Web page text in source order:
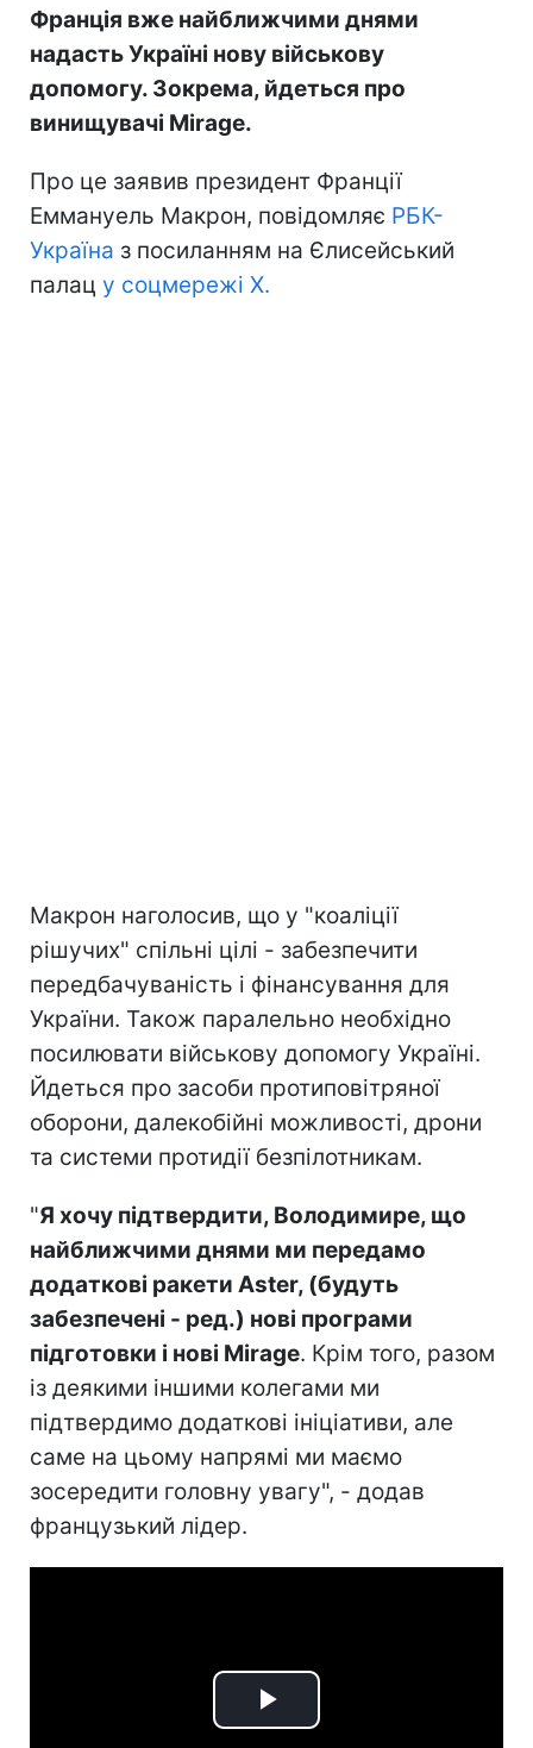
Франція вже найближчими днями
надасть Україні нову військову
допомогу. Зокрема, йдеться про
винищувачі Mirage.
Про це заявив президент Франції
Еммануель Макрон, повідомляє РБК-
Україна з посиланням на Єлисейський
палац у соцмережі X.
Макрон наголосив, що у "коаліції
рішучих" спільні цілі - забезпечити
передбачуваність і фінансування для
України. Також паралельно необхідно
посилювати військову допомогу Україні.
Йдеться про засоби протиповітряної
оборони, далекобійні можливості, дрони
та системи протидії безпілотникам.
"Я хочу підтвердити, Володимире, що
найближчими днями ми передамо
додаткові ракети Aster, (будуть
забезпечені - ред.) нові програми
підготовки і нові Mirage. Крім того, разом
із деякими іншими колегами ми
підтвердимо додаткові ініціативи, але
саме на цьому напрямі ми маємо
зосередити головну увагу", - додав
французький лідер.
Play